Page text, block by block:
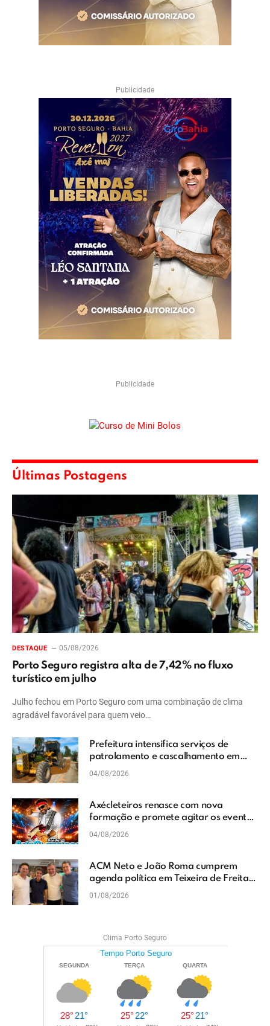
Publicidade
Publicidade
Últimas Postagens
DESTAQUE 05/08/2026
Porto Seguro registra alta de 7,42% no fluxo
turístico em julho
Julho fechou em Porto Seguro com uma combinação de clima
agradável favorável para quem veio…
Prefeitura intensifica serviços de
patrolamento e cascalhamento em
Vera Cruz
04/08/2026
Axécleteiros renasce com nova
formação e promete agitar os eventos
do Extremo Sul da Bahia
04/08/2026
ACM Neto e João Roma cumprem
agenda política em Teixeira de Freitas
e reforçam projeto para o Extremo Sul
01/08/2026
Clima Porto Seguro